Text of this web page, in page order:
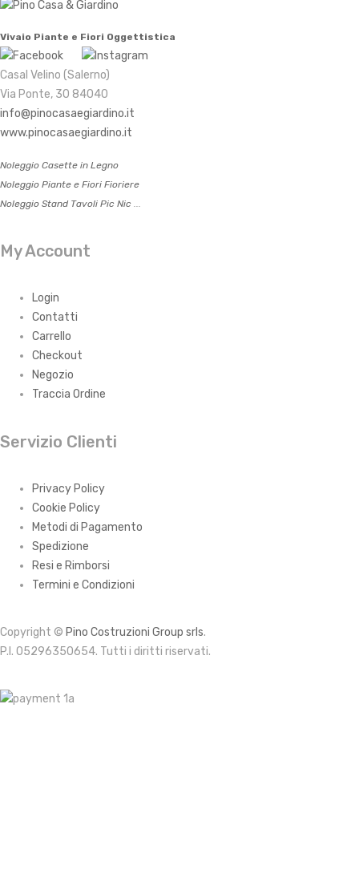
Vivaio Piante e Fiori Oggettistica
Casal Velino (Salerno)
Via Ponte, 30 84040
info@pinocasaegiardino.it
www.pinocasaegiardino.it
Noleggio Casette in Legno
Noleggio Piante e Fiori Fioriere
Noleggio Stand Tavoli Pic Nic ...
My Account
Login
Contatti
Carrello
Checkout
Negozio
Traccia Ordine
Servizio Clienti
Privacy Policy
Cookie Policy
Metodi di Pagamento
Spedizione
Resi e Rimborsi
Termini e Condizioni
Copyright © Pino Costruzioni Group srls.
P.I. 05296350654. Tutti i diritti riservati.